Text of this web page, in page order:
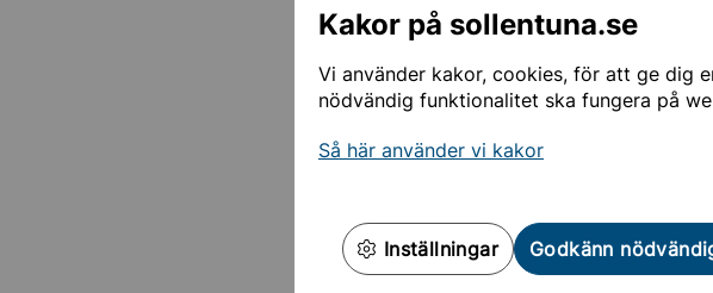
Kakor på sollentuna.se
Vi använder kakor, cookies, för att ge dig
nödvändig funktionalitet ska fungera på
Så här använder vi kakor
Inställningar Godkänn
Årskurs 4-6
avgiften i regel från den 1
Barn 1. Du betalar 1% av
Det är viktigt att du